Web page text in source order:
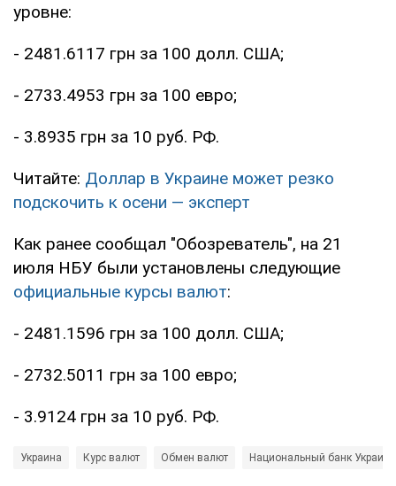
уровне:
- 2481.6117 грн за 100 долл. США;
- 2733.4953 грн за 100 евро;
- 3.8935 грн за 10 руб. РФ.
Читайте: Доллар в Украине может резко
подскочить к осени — эксперт
Как ранее сообщал "Обозреватель", на 21
июля НБУ были установлены следующие
официальные курсы валют:
- 2481.1596 грн за 100 долл. США;
- 2732.5011 грн за 100 евро;
- 3.9124 грн за 10 руб. РФ.
Украина Курс валют Обмен валют Национальный банк